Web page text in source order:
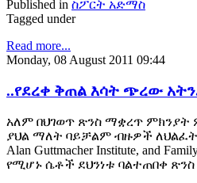
Published in ስፖርት አድማስ
Tagged under
Read more...
Monday, 08 August 2011 09:44
..የደረቀ ቅጠል እሳት ጭረው
አለም በህገወጥ ጽንስ ማቋረጥ
ያህል ማለት ባይቻልም ብዙዎች ለህልፈት
Alan Guttmacher Institute, and
የሚሆኑ ሴቶች ደህንነቱ ባልተጠበቀ